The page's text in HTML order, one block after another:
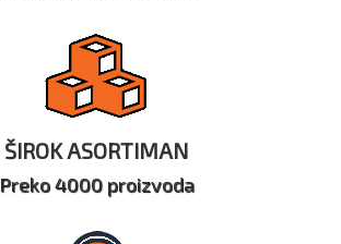
ŠIROK ASORTIMAN
Preko 4000 proizvoda